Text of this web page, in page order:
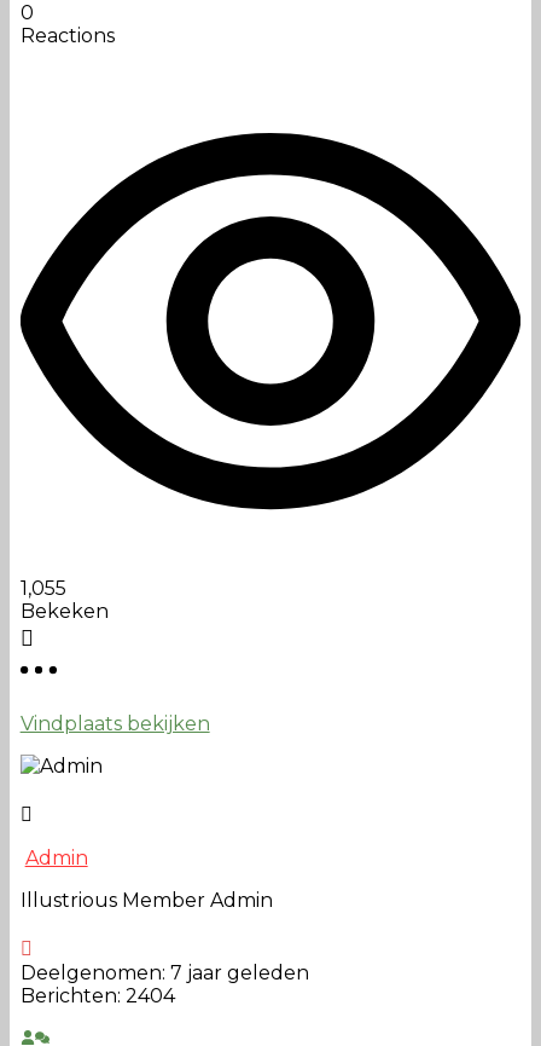
0
Reactions
1,055
Bekeken
Vindplaats bekijken
Admin
Illustrious Member Admin
Deelgenomen: 7 jaar geleden
Berichten: 2404